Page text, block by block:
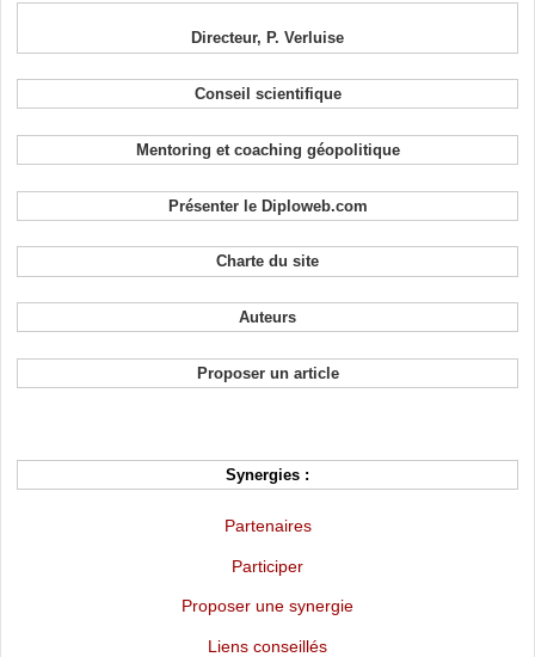
Directeur, P. Verluise
Conseil scientifique
Mentoring et coaching géopolitique
Présenter le Diploweb.com
Charte du site
Auteurs
Proposer un article
Synergies :
Partenaires
Participer
Proposer une synergie
Liens conseillés